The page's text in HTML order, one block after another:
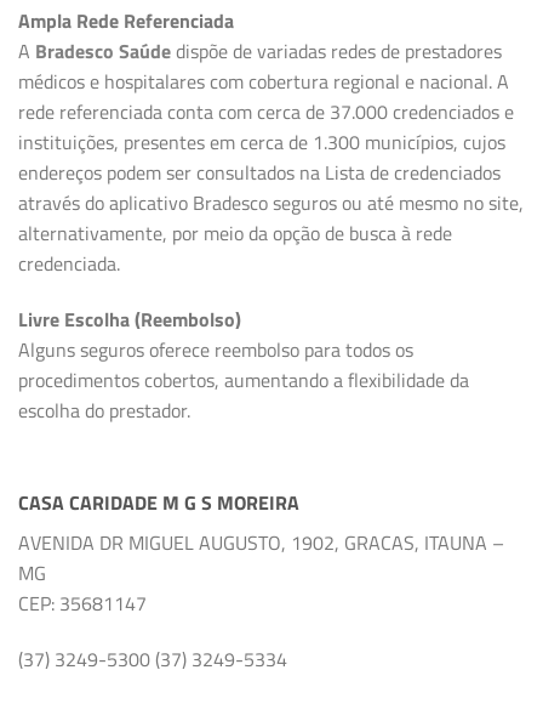
Ampla Rede Referenciada
A Bradesco Saúdedispõe de variadas redes de prestadores
médicos e hospitalares com cobertura regional e nacional. A
rede referenciada conta com cerca de 37.000 credenciados e
instituições, presentes em cerca de 1.300 municípios, cujos
endereços podem ser consultados na Lista de credenciados
através do aplicativo Bradesco seguros ou até mesmo no site,
alternativamente, por meio da opção de busca à rede
credenciada.
Livre Escolha (Reembolso)
Alguns seguros oferece reembolso para todos os
procedimentos cobertos, aumentando a flexibilidade da
escolha do prestador.
CASA CARIDADE M G S MOREIRA
AVENIDA DR MIGUEL AUGUSTO, 1902, GRACAS, ITAUNA –
MG
CEP: 35681147
(37) 3249-5300 (37) 3249-5334